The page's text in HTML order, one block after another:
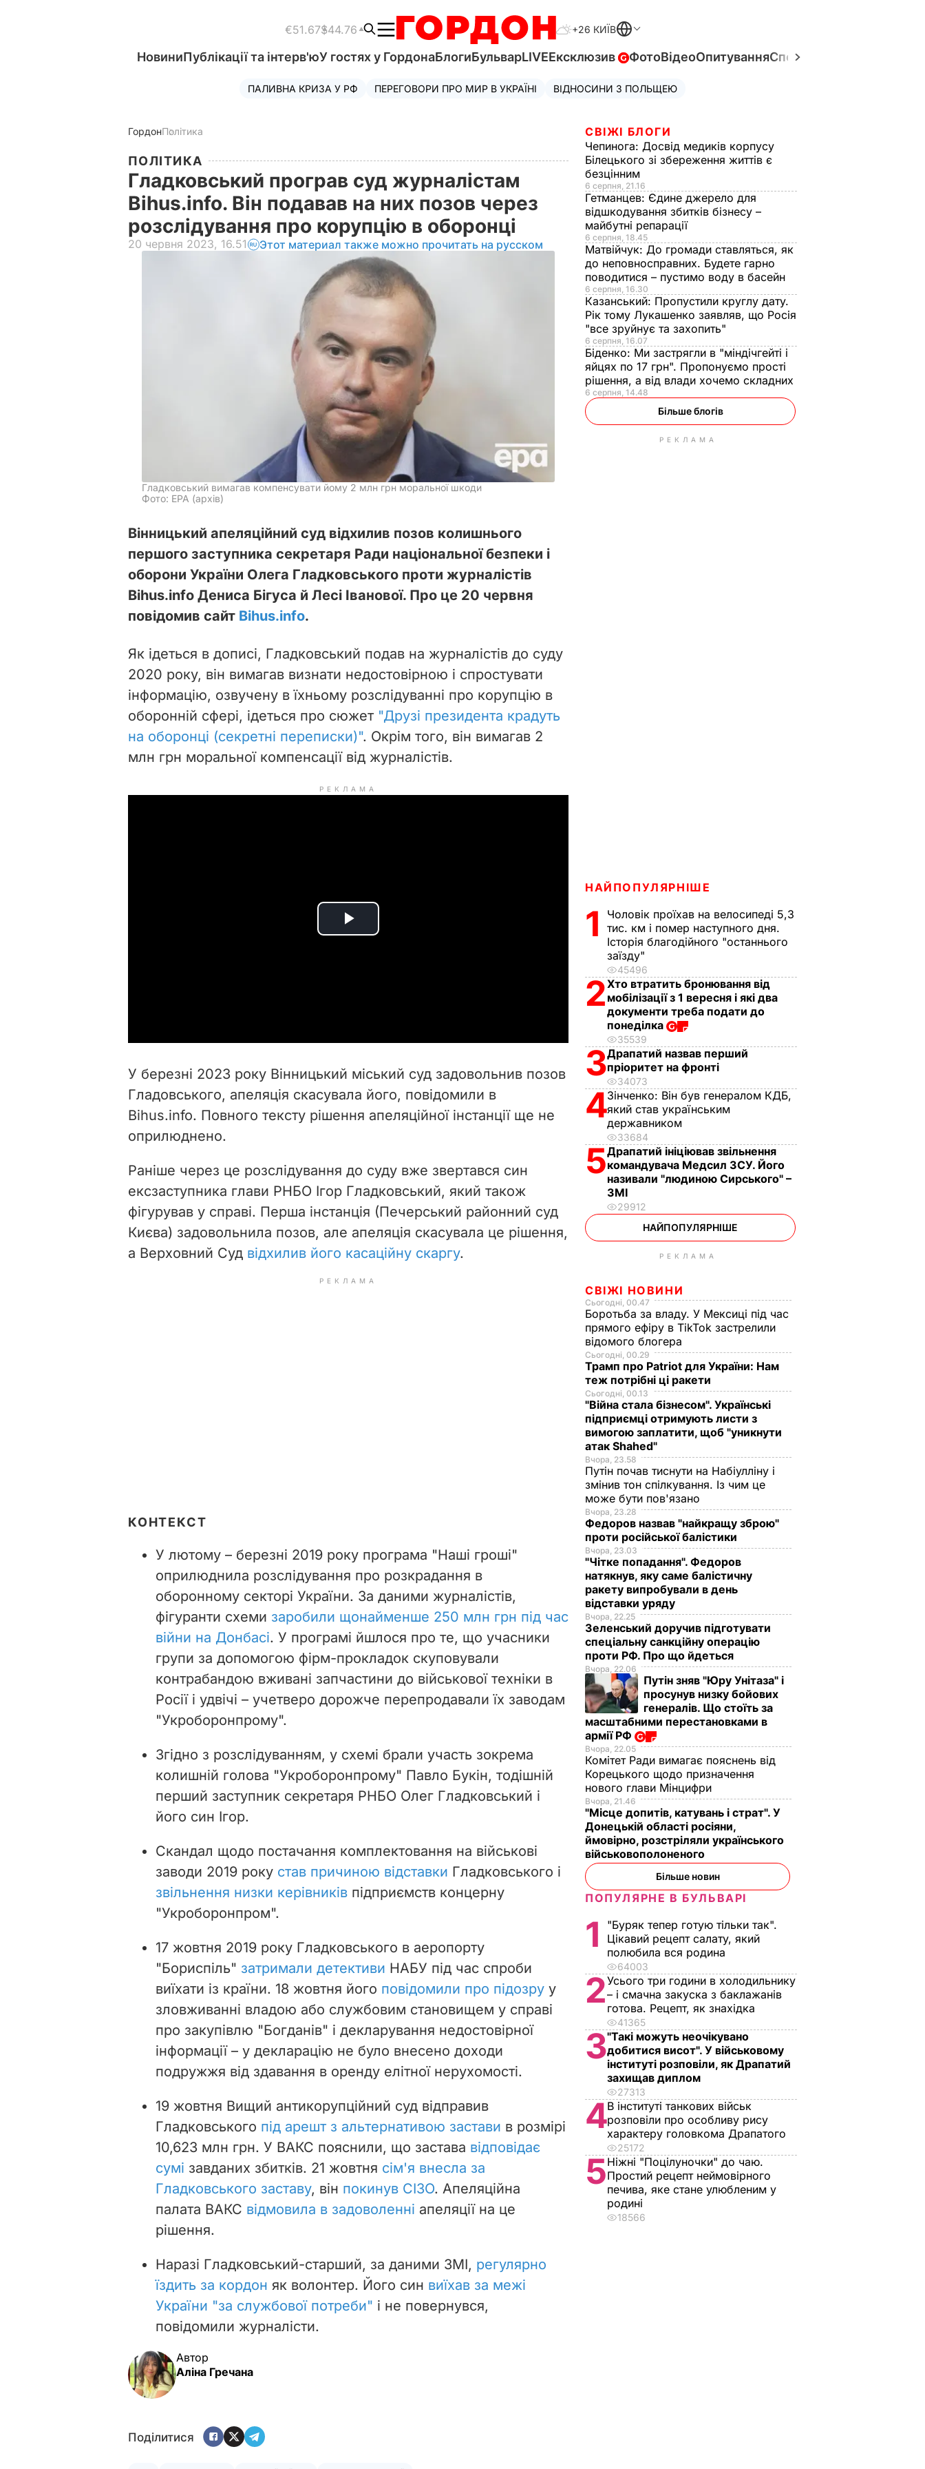
€51.67$44.76 +26 КИЇВ
НовиниПублікації та інтерв'юУ гостях у ГордонаБлогиБульварLIVEЕксклюзив ФотоВідеоОпитуванняСпецпроєкти
ПАЛИВНА КРИЗА У РФ ПЕРЕГОВОРИ ПРО МИР В УКРАЇНІ ВІДНОСИНИ З ПОЛЬЩЕЮ
ГордонПолітика
ПОЛІТИКА
Гладковський програв суд журналістам
Bihus.info. Він подавав на них позов через
розслідування про корупцію в оборонці
20 червня 2023, 16.51 Этот материал также можно прочитать на русском
Гладковський вимагав компенсувати йому 2 млн грн моральної шкоди
Фото: ЕРА (архів)
Вінницький апеляційний суд відхилив позов колишнього
першого заступника секретаря Ради національної безпеки і
оборони України Олега Гладковського проти журналістів
Bihus.info Дениса Бігуса й Лесі Іванової. Про це 20 червня
повідомив сайт Bihus.info.
Як ідеться в дописі, Гладковський подав на журналістів до суду
2020 року, він вимагав визнати недостовірною і спростувати
інформацію, озвучену в їхньому розслідуванні про корупцію в
оборонній сфері, ідеться про сюжет "Друзі президента крадуть
на оборонці (секретні переписки)". Окрім того, він вимагав 2
млн грн моральної компенсації від журналістів.
РЕКЛАМА
P
i
d
o
У березні 2023 року Вінницький міський суд задовольнив позов
Гладовського, апеляція скасувала його, повідомили в
Bihus.info. Повного тексту рішення апеляційної інстанції ще не
оприлюднено.
Раніше через це розслідування до суду вже звертався син
ексзаступника глави РНБО Ігор Гладковський, який також
фігурував у справі. Перша інстанція (Печерський районний суд
Києва) задовольнила позов, але апеляція скасувала це рішення,
а Верховний Суд відхилив його касаційну скаргу.
РЕКЛАМА
КОНТЕКСТ
У лютому – березні 2019 року програма "Наші гроші"
оприлюднила розслідування про розкрадання в
оборонному секторі України. За даними журналістів,
фігуранти схеми заробили щонайменше 250 млн грн під час
війни на Донбасі. У програмі йшлося про те, що учасники
групи за допомогою фірм-прокладок скуповували
контрабандою вживані запчастини до військової техніки в
Росії і удвічі – учетверо дорожче перепродавали їх заводам
"Укроборонпрому".
Згідно з розслідуванням, у схемі брали участь зокрема
колишній голова "Укроборонпрому" Павло Букін, тодішній
перший заступник секретаря РНБО Олег Гладковський і
його син Ігор.
Скандал щодо постачання комплектовання на військові
заводи 2019 року став причиною відставки Гладковського і
звільнення низки керівників підприємств концерну
"Укроборонпром".
17 жовтня 2019 року Гладковського в аеропорту
"Бориспіль" затримали детективи НАБУ під час спроби
виїхати із країни. 18 жовтня його повідомили про підозру у
зловживанні владою або службовим становищем у справі
про закупівлю "Богданів" і декларування недостовірної
інформації – у декларацію не було внесено доходи
подружжя від здавання в оренду елітної нерухомості.
19 жовтня Вищий антикорупційний суд відправив
Гладковського під арешт з альтернативою застави в розмірі
10,623 млн грн. У ВАКС пояснили, що застава відповідає
сумі завданих збитків. 21 жовтня сім'я внесла за
Гладковського заставу, він покинув СІЗО. Апеляційна
палата ВАКС відмовила в задоволенні апеляції на це
рішення.
Наразі Гладковський-старший, за даними ЗМІ, регулярно
їздить за кордон як волонтер. Його син виїхав за межі
України "за службової потреби" і не повернувся,
повідомили журналісти.
Автор
Аліна Гречана
Поділитися
СВІЖІ БЛОГИ
Чепинога: Досвід медиків корпусу
Білецького зі збереження життів є
безцінним
6 серпня, 21.16
Гетманцев: Єдине джерело для
відшкодування збитків бізнесу –
майбутні репарації
6 серпня, 18.45
Матвійчук: До громади ставляться, як
до неповносправних. Будете гарно
поводитися – пустимо воду в басейн
6 серпня, 16.30
Казанський: Пропустили круглу дату.
Рік тому Лукашенко заявляв, що Росія
"все зруйнує та захопить"
6 серпня, 16.07
Біденко: Ми застрягли в "міндічгейті і
яйцях по 17 грн". Пропонуємо прості
рішення, а від влади хочемо складних
6 серпня, 14.48
Більше блогів
РЕКЛАМА
НАЙПОПУЛЯРНІШЕ
1
Чоловік проїхав на велосипеді 5,3
тис. км і помер наступного дня.
Історія благодійного "останнього
заїзду"
45496
2Хто втратить бронювання від
мобілізації з 1 вересня і які два
документи треба подати до
понеділка
35539
3Драпатий назвав перший
пріоритет на фронті
34073
4Зінченко: Він був генералом КДБ,
який став українським
державником
33684
5Драпатий ініціював звільнення
командувача Медсил ЗСУ. Його
називали "людиною Сирського" –
ЗМІ
29912
НАЙПОПУЛЯРНІШЕ
РЕКЛАМА
СВІЖІ НОВИНИ
Сьогодні, 00.47
Боротьба за владу. У Мексиці під час
прямого ефіру в TikTok застрелили
відомого блогера
Сьогодні, 00.29
Трамп про Patriot для України: Нам
теж потрібні ці ракети
Сьогодні, 00.13
"Війна стала бізнесом". Українські
підприємці отримують листи з
вимогою заплатити, щоб "уникнути
атак Shahed"
Вчора, 23.58
Путін почав тиснути на Набіулліну і
змінив тон спілкування. Із чим це
може бути пов'язано
Вчора, 23.28
Федоров назвав "найкращу зброю"
проти російської балістики
Вчора, 23.03
"Чітке попадання". Федоров
натякнув, яку саме балістичну
ракету випробували в день
відставки уряду
Вчора, 22.25
Зеленський доручив підготувати
спеціальну санкційну операцію
проти РФ. Про що йдеться
Вчора, 22.06
Путін зняв "Юру Унітаза" і
просунув низку бойових
генералів. Що стоїть за
масштабними перестановками в
армії РФ
Вчора, 22.05
Комітет Ради вимагає пояснень від
Корецького щодо призначення
нового глави Мінцифри
Вчора, 21.46
"Місце допитів, катувань і страт". У
Донецькій області росіяни,
ймовірно, розстріляли українського
військовополоненого
Більше новин
ПОПУЛЯРНЕ В БУЛЬВАРІ
1
"Буряк тепер готую тільки так".
Цікавий рецепт салату, який
полюбила вся родина
64003
2Усього три години в холодильнику
– і смачна закуска з баклажанів
готова. Рецепт, як знахідка
41365
3"Такі можуть неочікувано
добитися висот". У військовому
інституті розповіли, як Драпатий
захищав диплом
27313
4В інституті танкових військ
розповіли про особливу рису
характеру головкома Драпатого
25172
5Ніжні "Поцілуночки" до чаю.
Простий рецепт неймовірного
печива, яке стане улюбленим у
родині
18566